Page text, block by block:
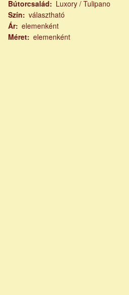
Bútorcsalád
Luxory / Tulipano
Szín
választható
Ár elemenként
Méret
elemenként